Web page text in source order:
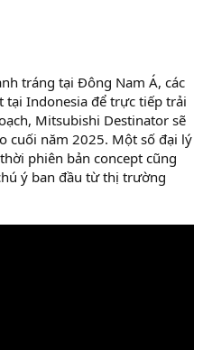
tráng tại Đông Nam Á, các
tại Indonesia để trực tiếp trải
Mitsubishi Destinator sẽ
cuối năm 2025. Một số đại lý
phiên bản concept cũng
ý ban đầu từ thị trường